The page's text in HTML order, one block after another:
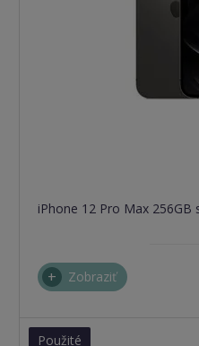
iPhone 12 Pro Max 256GB
Zobraziť
Použité